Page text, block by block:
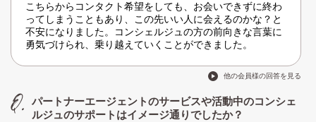
こちらからコンタクト希望をしても、お会いできずに終わ
ってしまうこともあり、この先いい人に会えるのかな？と
不安になりました。コンシェルジュの方の前向きな言葉に
勇気づけられ、乗り越えていくことができました。
他の会員様の回答を見る
パートナーエージェントのサービスや活動中のコンシェ
ルジュのサポートはイメージ通りでしたか？